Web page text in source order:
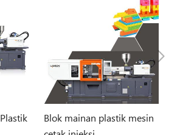
Blok mainan plastik mesin